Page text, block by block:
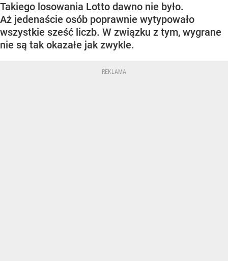
Takiego losowania Lotto dawno nie było.
Aż jedenaście osób poprawnie wytypowało
wszystkie sześć liczb. W związku z tym, wygrane
nie są tak okazałe jak zwykle.